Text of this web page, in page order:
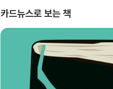
카드뉴스로 보는 책